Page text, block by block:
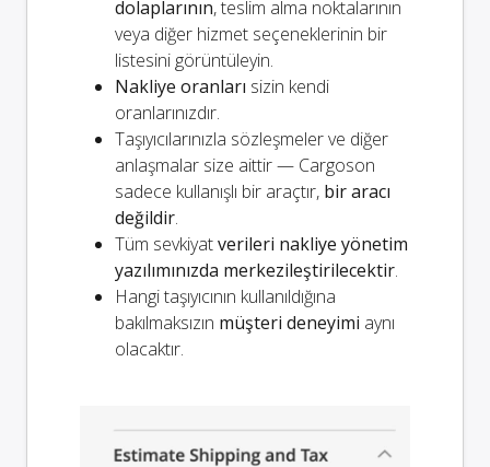
dolaplarının, teslim alma noktalarının
veya diğer hizmet seçeneklerinin bir
listesini görüntüleyin.
Nakliye oranları sizin kendi
oranlarınızdır.
Taşıyıcılarınızla sözleşmeler ve diğer
anlaşmalar size aittir — Cargoson
sadece kullanışlı bir araçtır, bir aracı
değildir.
Tüm sevkiyatverileri nakliye yönetim
yazılımınızda merkezileştirilecektir.
Hangi taşıyıcının kullanıldığına
bakılmaksızın müşteri deneyimi aynı
olacaktır.